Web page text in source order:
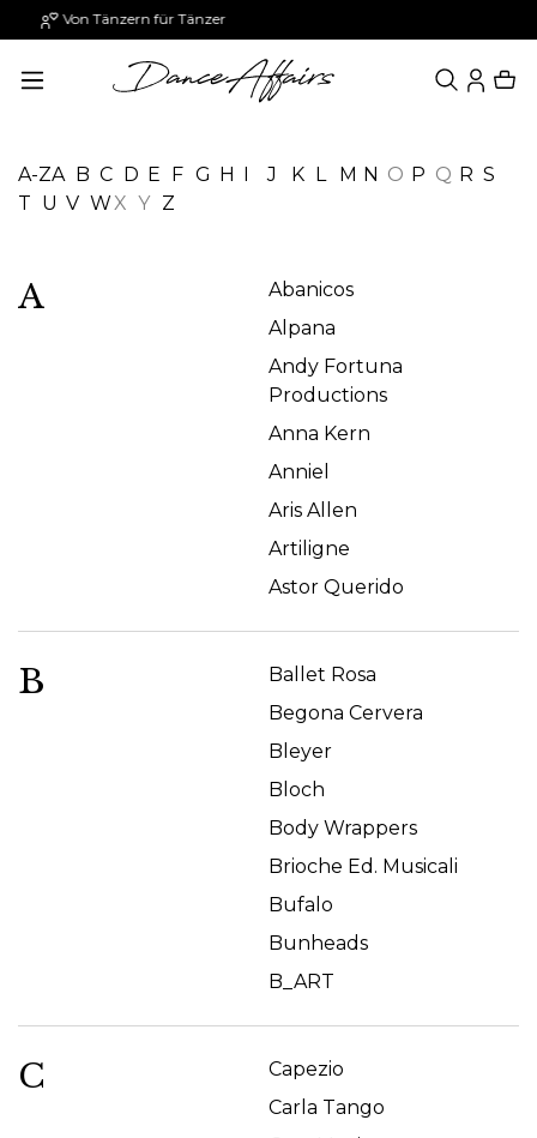
springen Paypal: 30 Tage später zahlen
A-ZA B C D E F G H I J K L M N O P Q R S
T U V WX Y Z
A
Abanicos
Alpana
Andy Fortuna
Productions
Anna Kern
Anniel
Aris Allen
Artiligne
Astor Querido
B
Ballet Rosa
Begona Cervera
Bleyer
Bloch
Body Wrappers
Brioche Ed. Musicali
Bufalo
Bunheads
B_ART
C
Capezio
Carla Tango